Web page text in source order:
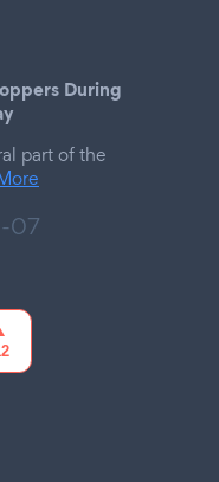
During
part of the
07